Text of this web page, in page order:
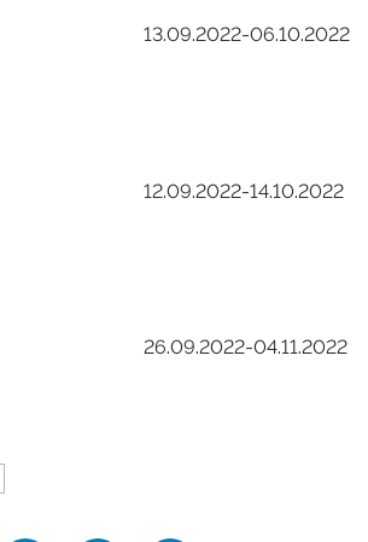
13.09.2022-06.10.2022
12.09.2022-14.10.2022
26.09.2022-04.11.2022